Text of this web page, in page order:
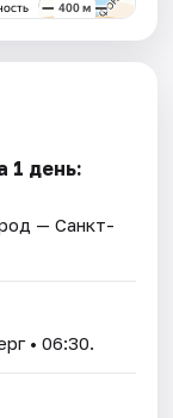
1 день:
— Санкт-
• 06:30.